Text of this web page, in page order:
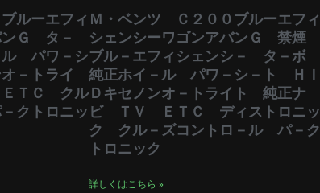
ルーエフィ
ンＧ タ－
パワ－シ
－トライ
ＴＣ クル
クトロニッ
Ｍ・ベンツ Ｃ２００ブルーエフィ
シェンシーワゴンアバンＧ 禁煙
ブル－エフィシェンシ－ タ－ボ
純正ホイ－ル パワ－シ－ト ＨＩ
Ｄキセノンオ－トライト 純正ナ
ビ ＴＶ ＥＴＣ ディストロニッ
ク クル－ズコントロ－ル パ－ク
トロニック
詳しくはこちら »